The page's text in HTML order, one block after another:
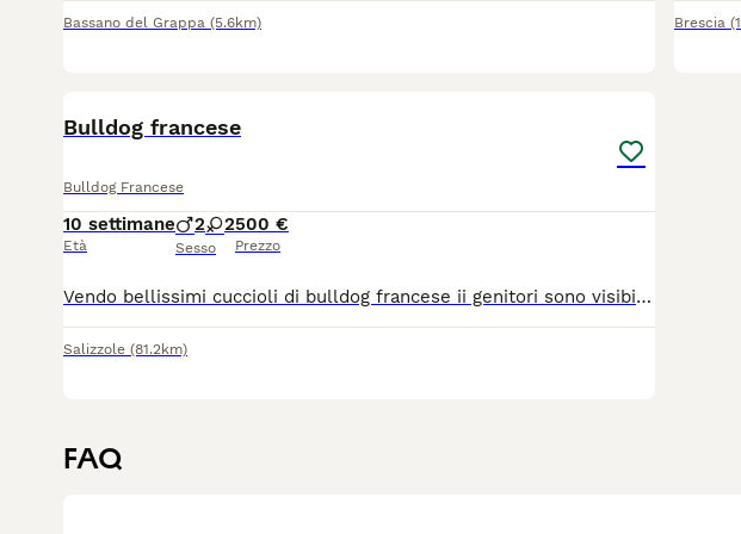
Bassano del Grappa (5.6km) Brescia
Bulldog francese
Bulldog Francese
10 settimane
Età
2 2
Sesso
500 €
Prezzo
Vendo bellissimi cuccioli di bulldog francese ii genitori sono visibili ii cuccioli bianchi sono nati il 25 maggio quelli neri nati 1 giugno ultimo maschio fulvo nato il 26 marzo vengono ceduti con 3 sverminazione 1 vaccino e il suo libretto sanitario
Salizzole (81.2km)
FAQ